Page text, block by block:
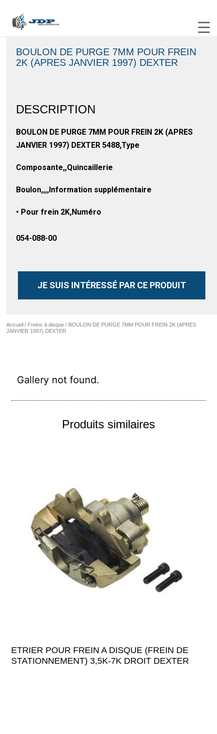
Accueil / Freins à disque / BOULON DE PURGE 7MM POUR FREIN 2K (APRES
JANVIER 1997) DEXTER
Gallery not found.
BOULON DE PURGE 7MM POUR FREIN
2K (APRES JANVIER 1997) DEXTER
DESCRIPTION
BOULON DE PURGE 7MM POUR FREIN 2K (APRES
JANVIER 1997) DEXTER 5488,Type
Composante,,Quincaillerie
Boulon,,,,Information supplémentaire
• Pour frein 2K,Numéro
054-088-00
JE SUIS INTÉRESSÉ PAR CE PRODUIT
Produits similaires
ETRIER POUR FREIN A DISQUE (FREIN DE
STATIONNEMENT) 3,5K-7K DROIT DEXTER